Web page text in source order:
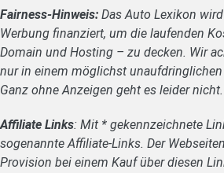
Fairness-Hinweis: Das Auto Lexikon
Werbung finanziert, um die laufenden
Domain und Hosting – zu decken. Wir
nur in einem möglichst
Ganz ohne Anzeigen geht es leider nicht.
Affiliate Links: Mit * gekennzeichnete
sogenannte Affiliate-Links. Der
Provision bei einem Kauf über diesen